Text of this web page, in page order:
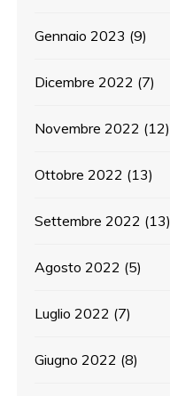
Gennaio 2023 (9)
Dicembre 2022 (7)
Novembre 2022 (12)
Ottobre 2022 (13)
Settembre 2022 (13)
Agosto 2022 (5)
Luglio 2022 (7)
Giugno 2022 (8)